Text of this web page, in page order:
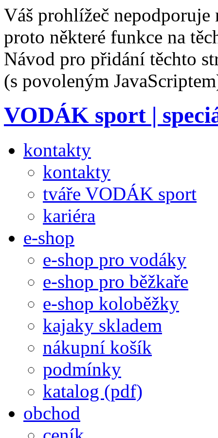
Váš prohlížeč nepodporuje
proto některé funkce na
Návod pro přidání těchto
(s povoleným
VODÁK sport |
kontakty
kontakty
tváře VODÁK sport
kariéra
e-shop
e-shop pro vodáky
e-shop pro běžkaře
e-shop koloběžky
kajaky skladem
nákupní košík
podmínky
katalog (pdf)
obchod